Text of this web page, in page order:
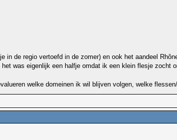
in de regio vertoefd in de zomer) en ook het aandeel
was eigenlijk een halfje omdat ik een klein flesje zocht
welke domeinen ik wil blijven volgen, welke